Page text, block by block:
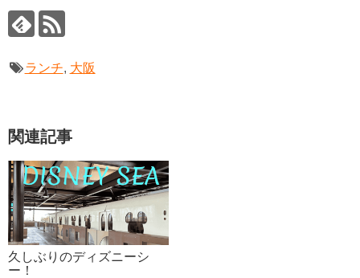
ランチ, 大阪
関連記事
久しぶりのディズニーシ
ー！